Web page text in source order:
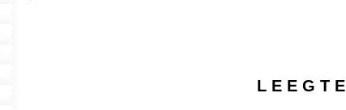
L E E G T E